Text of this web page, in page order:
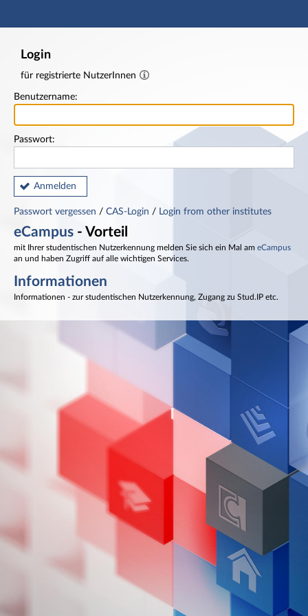
Hauptnavigation
Login
für registrierte NutzerInnen
Benutzername:
Passwort:
Anmelden
Passwort vergessen / CAS-Login / Login from other institutes
eCampus - Vorteil
mit Ihrer studentischen Nutzerkennung melden Sie sich ein Mal am eCampus
an und haben Zugriff auf alle wichtigen Services.
Informationen
Informationen - zur studentischen Nutzerkennung, Zugang zu Stud.IP etc.